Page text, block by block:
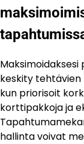
keskity
kun priorisoit
korttipakkoja ja
hallinta voivat